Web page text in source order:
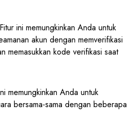
ini memungkinkan Anda untuk
akun dengan memverifikasi
memasukkan kode verifikasi saat
memungkinkan Anda untuk
bersama-sama dengan beberapa